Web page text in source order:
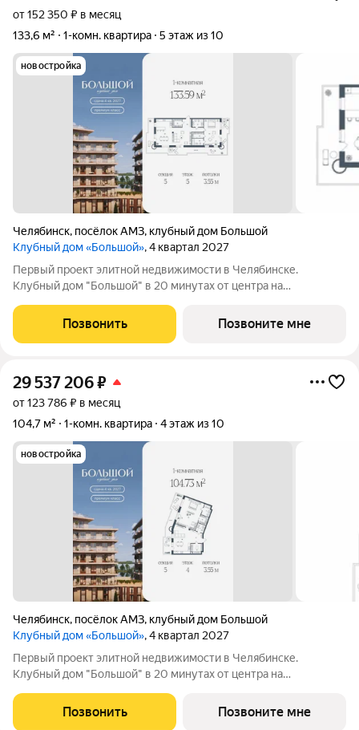
от 152 350 ₽ в месяц
133,6 м²
1-комн. квартира 5 этаж из 10
новостройка
Челябинск, посёлок АМЗ, клубный дом Большой
Клубный дом «Большой», 4 квартал 2027
Первый проект элитной недвижимости в Челябинске.
Клубный дом "Большой" в 20 минутах от центра на
это единственное место в городе, где открывается
потрясающий вид на Шершнёвское водохранилище.
Позвонить Позвоните мне
29 537 206₽
от 123 786 ₽ в месяц
104,7 м²
1-комн. квартира 4 этаж из 10
новостройка
Челябинск, посёлок АМЗ, клубный дом Большой
Клубный дом «Большой», 4 квартал 2027
Первый проект элитной недвижимости в Челябинске.
Клубный дом "Большой" в 20 минутах от центра на
это единственное место в городе, где открывается
потрясающий вид на Шершнёвское водохранилище.
Позвонить Позвоните мне